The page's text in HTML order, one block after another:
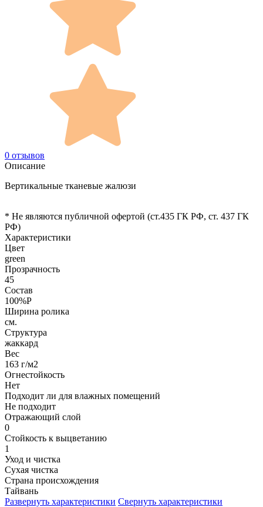
0 отзывов
Описание
Вертикальные тканевые жалюзи
* Не являются публичной офертой (ст.435 ГК РФ, cт. 437 ГК
РФ)
Характеристики
Цвет
green
Прозрачность
45
Состав
100%P
Ширина ролика
см.
Структура
жаккард
Вес
163 г/м2
Огнестойкость
Нет
Подходит ли для влажных помещений
Не подходит
Отражающий слой
0
Стойкость к выцветанию
1
Уход и чистка
Сухая чистка
Страна происхождения
Тайвань
Развернуть характеристики Свернуть характеристики